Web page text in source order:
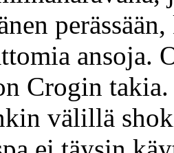
ansoja.
Crogin
välillä